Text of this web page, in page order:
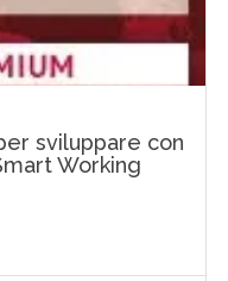
sviluppare con
Working